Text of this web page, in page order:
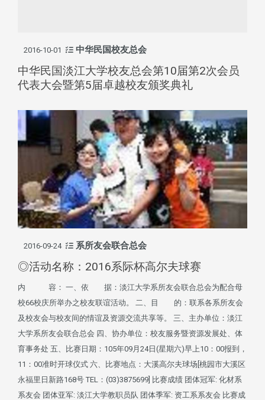
2016-10-01 中华民国校友总会
中华民国淡江大学校友总会第10届第2次会员
代表大会暨第5届卓越校友颁奖典礼
2016-09-24 系所友会联合总会
◎活动名称：2016系际杯高尔夫球赛
内 容： 一、依 据：淡江大学系所友会联合总会为配合母
校66校庆所举办之校友联谊活动。 二、目 的：联系各系所友会
及校友会与校友间的情谊及资源交流共享等。 三、主办单位：淡江
大学系所友会联合总会 四、协办单位：校友服务暨资源发展处、体
育事务处 五、比赛日期：105年09月24日(星期六)早上10：00报到，
11：00准时开球仪式 六、比赛地点：大溪高尔夫球场[桃园市大溪区
永福里日新路168号 TEL：(03)3875699] 比赛成绩 团体冠军: 化材系
系友会 团体亚军: 淡江大学教职员队 团体季军: 资工系系友会 比赛成